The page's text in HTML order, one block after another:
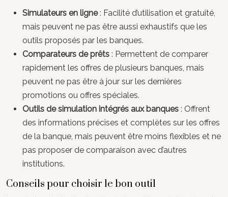
Simulateurs en ligne: Facilité d’utilisation et gratuité,
mais peuvent ne pas être aussi exhaustifs que les
outils proposés par les banques.
Comparateurs de prêts : Permettent de comparer
rapidement les offres de plusieurs banques, mais
peuvent ne pas être à jour sur les dernières
promotions ou offres spéciales.
Outils de simulation intégrés aux banques : Offrent
des informations précises et complètes sur les offres
de la banque, mais peuvent être moins flexibles et ne
pas proposer de comparaison avec d’autres
institutions.
Conseils pour choisir le bon outil